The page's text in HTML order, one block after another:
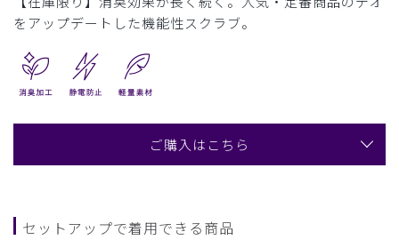
をアップデートした機能性スクラブ。
ご購入はこちら
セットアップで着用できる商品